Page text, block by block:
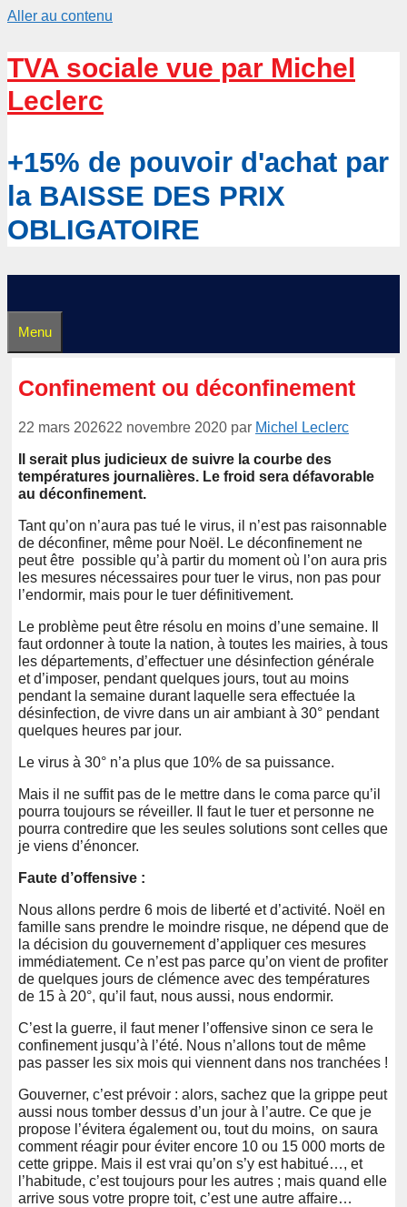
Aller au contenu
TVA sociale vue par Michel
Leclerc
+15% de pouvoir d'achat par
la BAISSE DES PRIX
OBLIGATOIRE
Menu
Confinement ou déconfinement
22 mars 202622 novembre 2020 par Michel Leclerc
Il serait plus judicieux de suivre la courbe des
températures journalières. Le froid sera défavorable
au déconfinement.
Tant qu’on n’aura pas tué le virus, il n’est pas raisonnable
de déconfiner, même pour Noël. Le déconfinement ne
peut être possible qu’à partir du moment où l’on aura pris
les mesures nécessaires pour tuer le virus, non pas pour
l’endormir, mais pour le tuer définitivement.
Le problème peut être résolu en moins d’une semaine. Il
faut ordonner à toute la nation, à toutes les mairies, à tous
les départements, d’effectuer une désinfection générale
et d’imposer, pendant quelques jours, tout au moins
pendant la semaine durant laquelle sera effectuée la
désinfection, de vivre dans un air ambiant à 30° pendant
quelques heures par jour.
Le virus à 30° n’a plus que 10% de sa puissance.
Mais il ne suffit pas de le mettre dans le coma parce qu’il
pourra toujours se réveiller. Il faut le tuer et personne ne
pourra contredire que les seules solutions sont celles que
je viens d’énoncer.
Faute d’offensive :
Nous allons perdre 6 mois de liberté et d’activité. Noël en
famille sans prendre le moindre risque, ne dépend que de
la décision du gouvernement d’appliquer ces mesures
immédiatement. Ce n’est pas parce qu’on vient de profiter
de quelques jours de clémence avec des températures
de 15 à 20°, qu’il faut, nous aussi, nous endormir.
C’est la guerre, il faut mener l’offensive sinon ce sera le
confinement jusqu’à l’été. Nous n’allons tout de même
pas passer les six mois qui viennent dans nos tranchées !
Gouverner, c’est prévoir : alors, sachez que la grippe peut
aussi nous tomber dessus d’un jour à l’autre. Ce que je
propose l’évitera également ou, tout du moins, on saura
comment réagir pour éviter encore 10 ou 15 000 morts de
cette grippe. Mais il est vrai qu’on s’y est habitué…, et
l’habitude, c’est toujours pour les autres ; mais quand elle
arrive sous votre propre toit, c’est une autre affaire…